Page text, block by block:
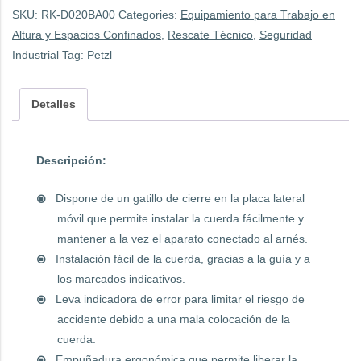
SKU: RK-D020BA00 Categories: Equipamiento para Trabajo en
Altura y Espacios Confinados Rescate Técnico Seguridad
Industrial Tag: Petzl
Detalles
Descripción:
Dispone de un gatillo de cierre en la placa lateral
móvil que permite instalar la cuerda fácilmente y
mantener a la vez el aparato conectado al arnés.
Instalación fácil de la cuerda, gracias a la guía y a
los marcados indicativos.
Leva indicadora de error para limitar el riesgo de
accidente debido a una mala colocación de la
cuerda.